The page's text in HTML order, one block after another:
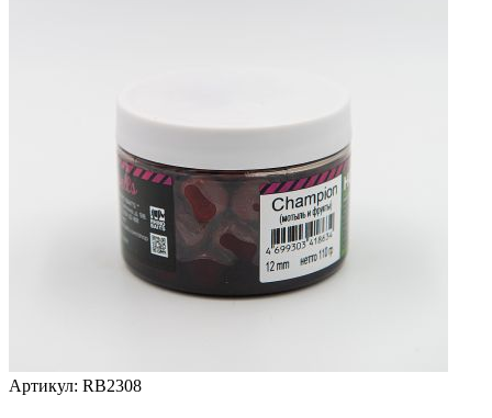
Артикул: RB2308